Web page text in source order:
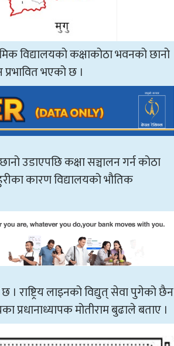
विद्यालयको कक्षाकोठा भवनको छानो
भएको छ ।
उडाएपछि कक्षा सञ्चालन गर्न कोठा
कारण विद्यालयको भौतिक
। राष्ट्रिय लाइनको विद्युत् सेवा पुगेको छैन
प्रधानाध्यापक मोतीराम बुढाले बताए ।